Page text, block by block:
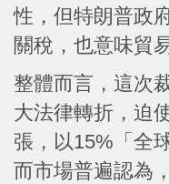
性，但特朗普政
關稅，也意味貿
整體而言，這次
大法律轉折，迫
張，以15%「全
而市場普遍認為